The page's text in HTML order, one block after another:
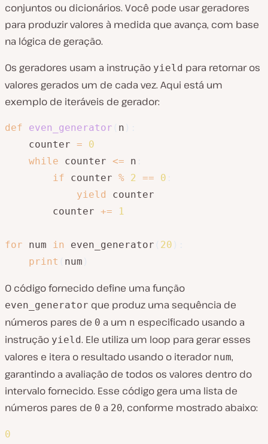
conjuntos ou dicionários. Você pode usar geradores
para produzir valores à medida que avança, com base
na lógica de geração.
Os geradores usam a instrução yield para retornar os
valores gerados um de cada vez. Aqui está um
exemplo de iteráveis de gerador:
def even_generator n
    counter
=
0
while counter <= n
if counter % 2 == 0
yield
counter
        counter
+= 1
for num in even_generator 20
print
num
O código fornecido define uma função
even_generator que produz uma sequência de
números pares de 0 a um n especificado usando a
instrução yield. Ele utiliza um loop para gerar esses
valores e itera o resultado usando o iterador num,
garantindo a avaliação de todos os valores dentro do
intervalo fornecido. Esse código gera uma lista de
números pares de 0 a 20, conforme mostrado abaixo:
0